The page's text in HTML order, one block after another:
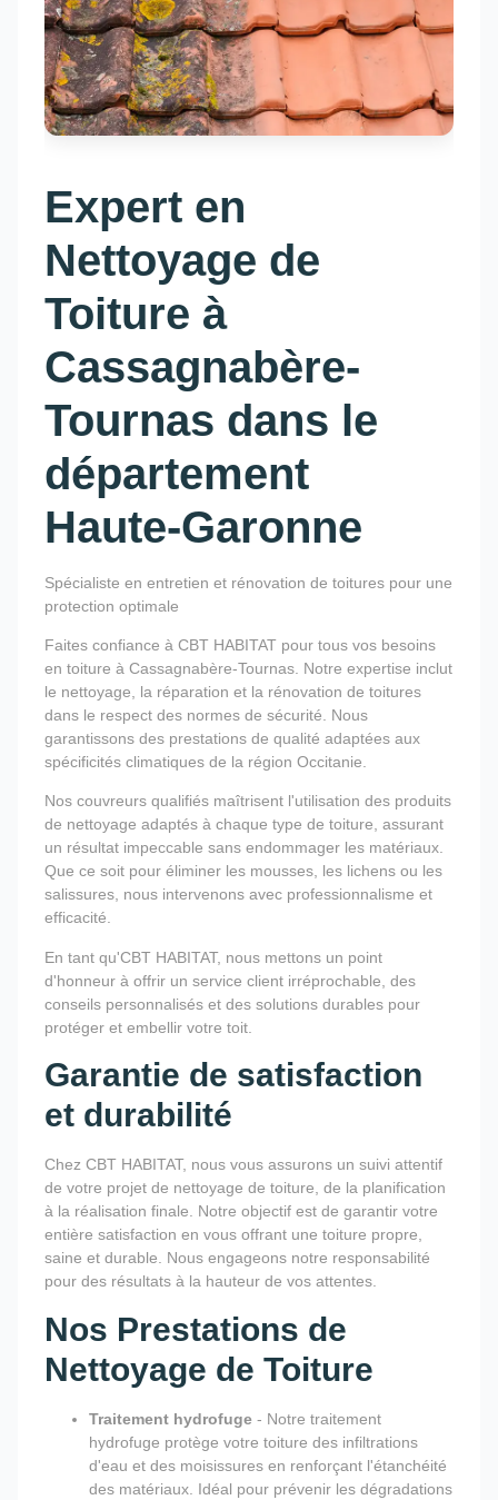
Expert en
Nettoyage de
Toiture à
Cassagnabère-
Tournas dans le
département
Haute-Garonne
Spécialiste en entretien et rénovation de toitures pour une
protection optimale
Faites confiance à CBT HABITAT pour tous vos besoins
en toiture à Cassagnabère-Tournas. Notre expertise inclut
le nettoyage, la réparation et la rénovation de toitures
dans le respect des normes de sécurité. Nous
garantissons des prestations de qualité adaptées aux
spécificités climatiques de la région Occitanie.
Nos couvreurs qualifiés maîtrisent l'utilisation des produits
de nettoyage adaptés à chaque type de toiture, assurant
un résultat impeccable sans endommager les matériaux.
Que ce soit pour éliminer les mousses, les lichens ou les
salissures, nous intervenons avec professionnalisme et
efficacité.
En tant qu'CBT HABITAT, nous mettons un point
d'honneur à offrir un service client irréprochable, des
conseils personnalisés et des solutions durables pour
protéger et embellir votre toit.
Garantie de satisfaction
et durabilité
Chez CBT HABITAT, nous vous assurons un suivi attentif
de votre projet de nettoyage de toiture, de la planification
à la réalisation finale. Notre objectif est de garantir votre
entière satisfaction en vous offrant une toiture propre,
saine et durable. Nous engageons notre responsabilité
pour des résultats à la hauteur de vos attentes.
Nos Prestations de
Nettoyage de Toiture
Traitement hydrofuge - Notre traitement
hydrofuge protège votre toiture des infiltrations
d'eau et des moisissures en renforçant l'étanchéité
des matériaux. Idéal pour prévenir les dégradations